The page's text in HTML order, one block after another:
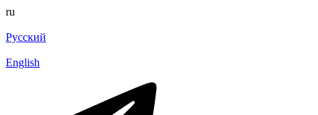
ru
Русский
English